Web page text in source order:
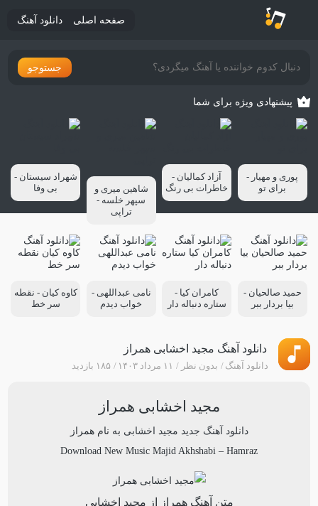
صفحه اصلی دانلود آهنگ
جستوجو
پیشنهادی ویژه برای شما
پوری و مهیار -
برای تو
آزاد کمالیان -
خاطرات بی رنگ
شاهین میری و
سپهر خلسه -
تراپی
شهراد سیستان -
بی وفا
حمید صالحیان -
بیا بردار ببر
کامران کیا -
ستاره دنباله دار
نامی عبداللهی -
خواب دیدم
کاوه کیان - نقطه
سر خط
دانلود آهنگ مجید اخشابی همراز
دانلود آهنگ بدون نظر ۱۱ مرداد ۱۴۰۳ ۱۸۵ بازدید
مجید اخشابی همراز
دانلود آهنگ جدید مجید اخشابی به نامهمراز
Download New Music Majid Akhshabi – Hamraz
متن آهنگ همراز از مجید اخشابی